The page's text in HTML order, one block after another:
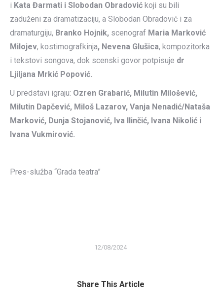
i Kata Đarmati i Slobodan Obradović koji su bili
zaduženi za dramatizaciju, a Slobodan Obradović i za
dramaturgiju, Branko Hojnik, scenograf Maria Marković
Milojev, kostimografkinja, Nevena Glušica, kompozitorka
i tekstovi songova, dok scenski govor potpisuje dr
Ljiljana Mrkić Popović.
U predstavi igraju: Ozren Grabarić, Milutin Milošević,
Milutin Dapčević, Miloš Lazarov, Vanja Nenadić/Nataša
Marković, Dunja Stojanović, Iva Ilinčić, Ivana Nikolić i
Ivana Vukmirović.
Pres-služba “Grada teatra”
12/08/2024
Share This Article